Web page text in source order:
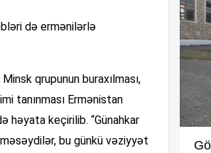
də ermənilərlə
qrupunun buraxılması,
tanınması Ermənistan
həyata keçirilib. “Günahkar
bu günkü vəziyyət
görə etiraz edən